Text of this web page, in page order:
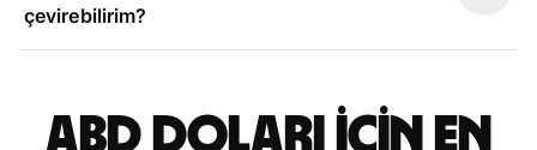
çevirebilirim?
ABD doları için en